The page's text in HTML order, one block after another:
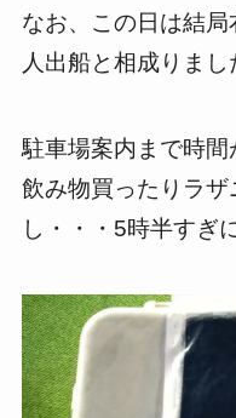
なお、この日は結局
人出船と相成りまし
駐車場案内まで時
飲み物買ったりラ
し・・・ 5時半すぎ